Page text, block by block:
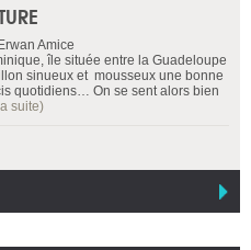
Amice
île située entre la Guadeloupe
sinueux et mousseux une bonne
quotidiens… On se sent alors bien
suite)